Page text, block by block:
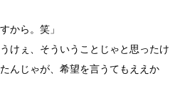
から。笑」
けぇ、そういうことじゃと思ったけ
んじゃが、希望を言うてもええか